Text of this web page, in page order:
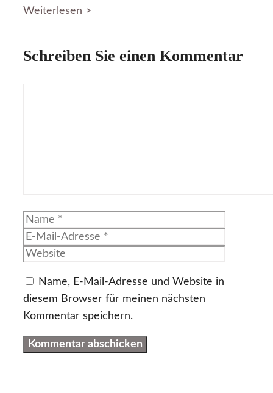
Weiterlesen >
Schreiben Sie einen Kommentar
Name
Name, E-Mail-Adresse und Website in
diesem Browser für meinen nächsten
Kommentar speichern.